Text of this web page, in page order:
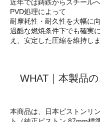
近年では鋳鉄からスチール
PVD処理によって
耐摩耗性・耐久性を大幅に向
過酷な燃焼条件下でも確実
え、安定した圧縮を維持しま
WHAT｜本製品
本商品は、日本ピストンリ